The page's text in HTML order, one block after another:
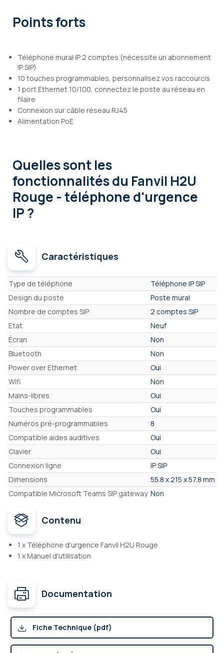
Points forts
Téléphone mural IP 2 comptes (nécessite un abonnement
IP SIP)
10 touches programmables, personnalisez vos raccourcis
1 port Ethernet 10/100, connectez le poste au réseau en
filaire
Connexion sur câble réseau RJ45
Alimentation PoE
Quelles sont les
fonctionnalitésdu Fanvil H2U
Rouge - téléphone d'urgence
IP ?
Caractéristiques
Caractéristiques
Type de téléphone
Téléphone IP SIP
Design du poste
Poste mural
Nombre de comptes SIP
2 comptes SIP
Etat
Neuf
Écran
Non
Bluetooth
Non
Power over Ethernet
Oui
Wifi
Non
Mains-libres
Oui
Touches programmables
Oui
Numéros pré-programmables
8
Compatible aides auditives
Oui
Clavier
Oui
Connexion ligne
IP SIP
Dimensions
55.8 x 215 x 57.8 mm
Compatible Microsoft Teams SIP gateway Non
Contenu
1 x Téléphone d'urgence Fanvil H2U Rouge
1 x Manuel d'utilisation
Documentation
Fiche Technique (pdf)